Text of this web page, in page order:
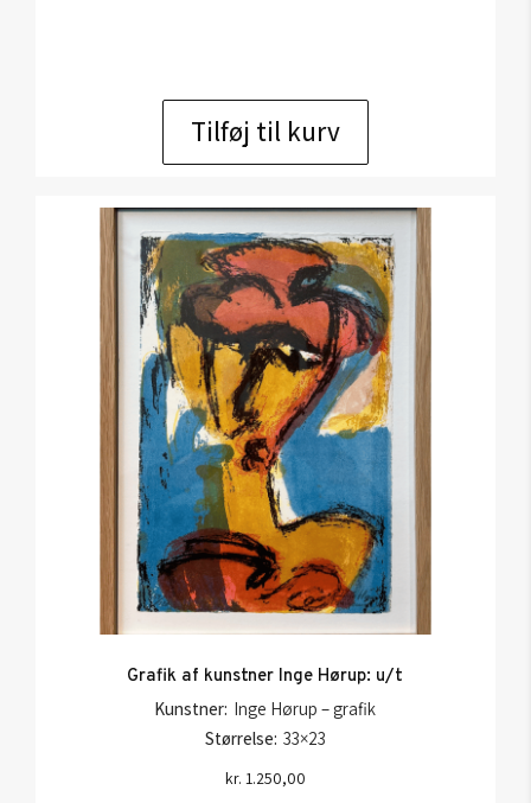
Tilføj til kurv
Grafik af kunstner Inge Hørup: u/t
Kunstner: Inge Hørup – grafik
Størrelse: 33×23
kr. 1.250,00